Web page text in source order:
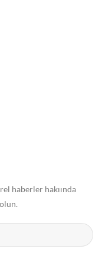
haberler hakıında